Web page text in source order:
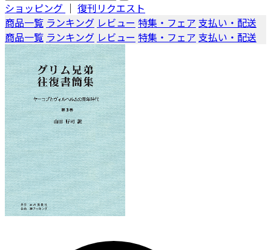
ショッピング ｜ 復刊リクエスト
商品一覧 ランキング レビュー 特集・フェア 支払い・配送
商品一覧 ランキング レビュー 特集・フェア 支払い・配送